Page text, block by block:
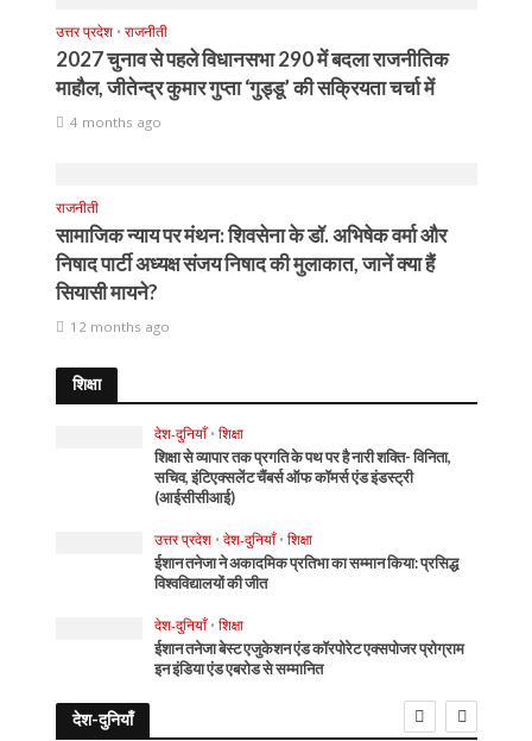
उत्तर प्रदेश • राजनीती
2027 चुनाव से पहले विधानसभा 290 में बदला राजनीतिक
माहौल, जीतेन्द्र कुमार गुप्ता ‘गुड्डू’ की सक्रियता चर्चा में
4 months ago
राजनीती
सामाजिक न्याय पर मंथन: शिवसेना के डॉ. अभिषेक वर्मा और
निषाद पार्टी अध्यक्ष संजय निषाद की मुलाकात, जानें क्या हैं
सियासी मायने?
12 months ago
शिक्षा
देश-दुनियाँ • शिक्षा
शिक्षा से व्यापार तक प्रगति के पथ पर है नारी शक्ति- विनिता,
सचिव, इंटिएक्सलेंट चैंबर्स ऑफ कॉमर्स एंड इंडस्ट्री
(आईसीसीआई)
उत्तर प्रदेश • देश-दुनियाँ • शिक्षा
ईशान तनेजा ने अकादमिक प्रतिभा का सम्मान किया: प्रसिद्ध
विश्वविद्यालयों की जीत
देश-दुनियाँ • शिक्षा
ईशान तनेजा बेस्ट एजुकेशन एंड कॉरपोरेट एक्सपोजर प्रोग्राम
इन इंडिया एंड एबरोड से सम्मानित
देश-दुनियाँ